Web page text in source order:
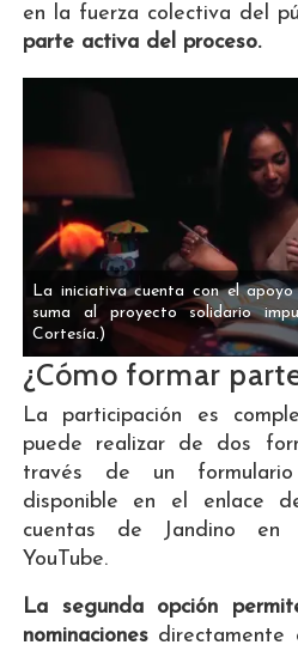
en la fuerza colectiva del
parte activa del proceso.
La iniciativa cuenta con el
suma al proyecto solidario
Cortesía.)
¿Cómo formar
La participación es
puede realizar de dos
través de un
disponible en el enlace
cuentas de Jandino en
YouTube.
La segunda opción
nominaciones directamente